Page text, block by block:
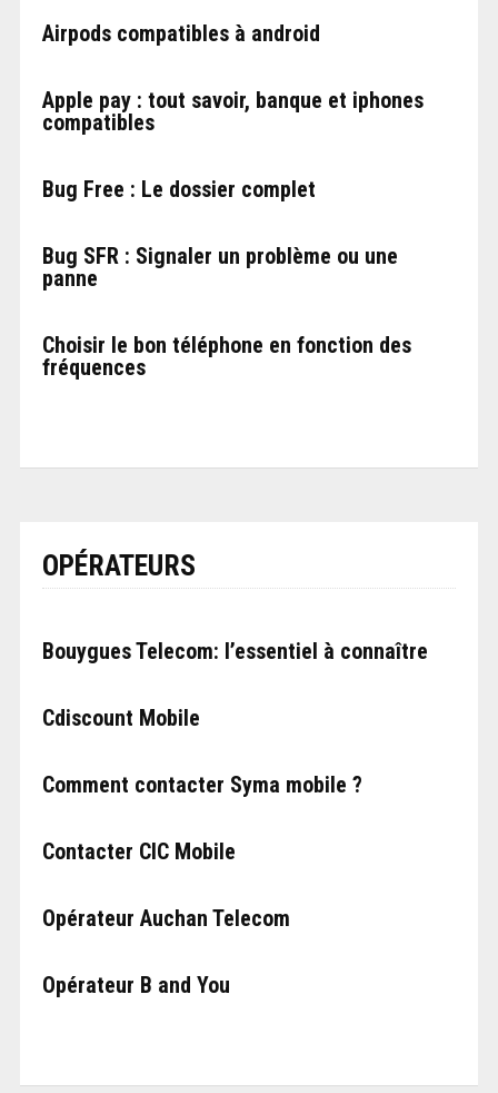
Airpods compatibles à android
Apple pay : tout savoir, banque et iphones
compatibles
Bug Free : Le dossier complet
Bug SFR : Signaler un problème ou une
panne
Choisir le bon téléphone en fonction des
fréquences
OPÉRATEURS
Bouygues Telecom: l’essentiel à connaître
Cdiscount Mobile
Comment contacter Syma mobile ?
Contacter CIC Mobile
Opérateur Auchan Telecom
Opérateur B and You